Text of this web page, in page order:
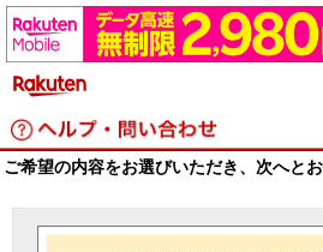
ご希望の内容をお選びいただき、次へとお